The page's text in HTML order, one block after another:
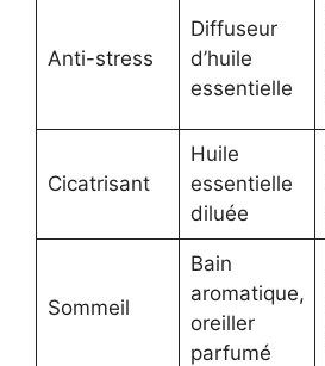
Anti-stress
Diffuseur
d’huile
essentielle
Cicatrisant
Huile
essentielle
diluée
Sommeil
Bain
aromatique,
oreiller
parfumé